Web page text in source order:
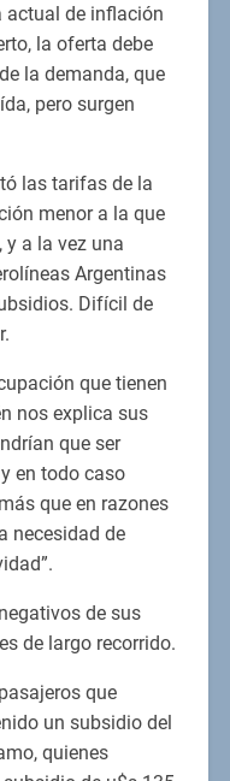
actual de inflación
la oferta debe
la demanda, que
pero surgen
las tarifas de la
menor a la que
a la vez una
Argentinas
Difícil de
que tienen
nos explica sus
que ser
en todo caso
que en razones
necesidad de
de sus
de largo recorrido.
que
un subsidio del
quienes